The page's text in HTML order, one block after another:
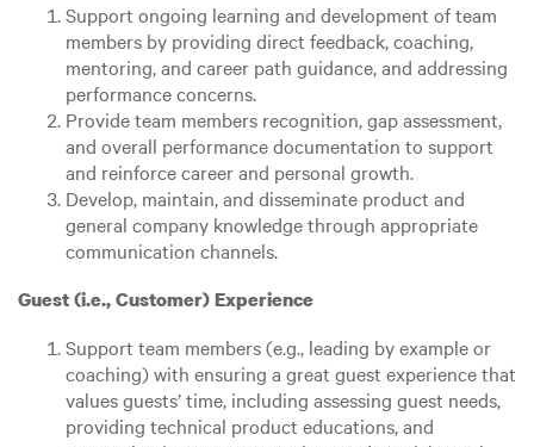
Support ongoing learning and development of team
members by providing direct feedback, coaching,
mentoring, and career path guidance, and addressing
performance concerns.
Provide team members recognition, gap assessment,
and overall performance documentation to support
and reinforce career and personal growth.
Develop, maintain, and disseminate product and
general company knowledge through appropriate
communication channels.
Guest (i.e., Customer) Experience
Support team members (e.g., leading by example or
coaching) with ensuring a great guest experience that
values guests’ time, including assessing guest needs,
providing technical product educations, and